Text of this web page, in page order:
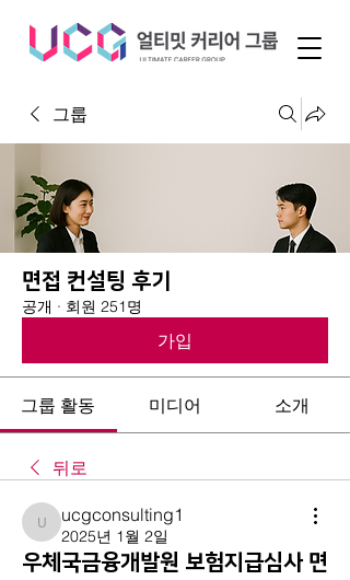
그룹
면접 컨설팅 후기
공개 · 회원 251명
가입
그룹 활동 미디어 소개
뒤로
ucgconsulting1
ucgconsulting1
2025년 1월 2일
우체국금융개발원 보험지급심사 면